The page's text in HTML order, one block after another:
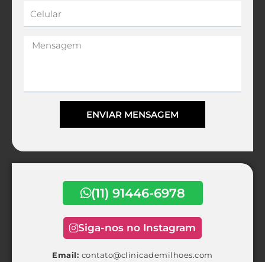
Mensagem
ENVIAR MENSAGEM
(11) 91446-6978
Siga-nos no Instagram
Email: contato@clinicademilhoes.com